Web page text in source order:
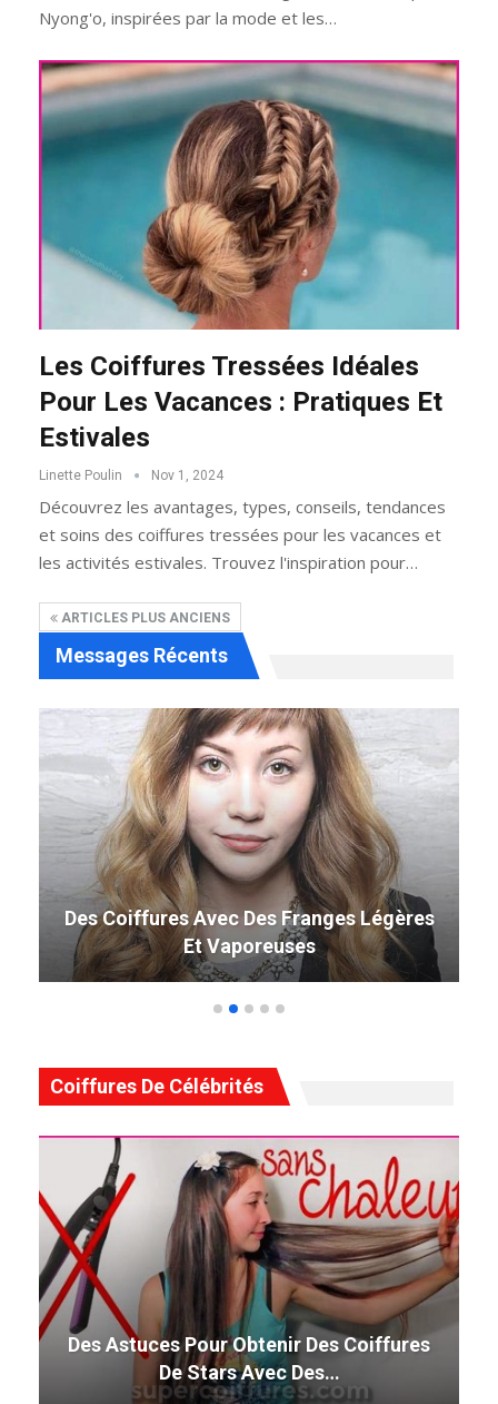
Nyong'o, inspirées par la mode et les…
Les Coiffures Tressées Idéales
Pour Les Vacances : Pratiques Et
Estivales
Linette Poulin Nov 1, 2024
Découvrez les avantages, types, conseils, tendances
et soins des coiffures tressées pour les vacances et
les activités estivales. Trouvez l'inspiration pour…
ARTICLES PLUS ANCIENS
Messages Récents
49 Coiffure Curly Weave Parfaite Qui
Tourne La Tête En 2019
Coiffures De Célébrités
Des Astuces Pour Obtenir Des Coiffures
De Stars Avec Des…